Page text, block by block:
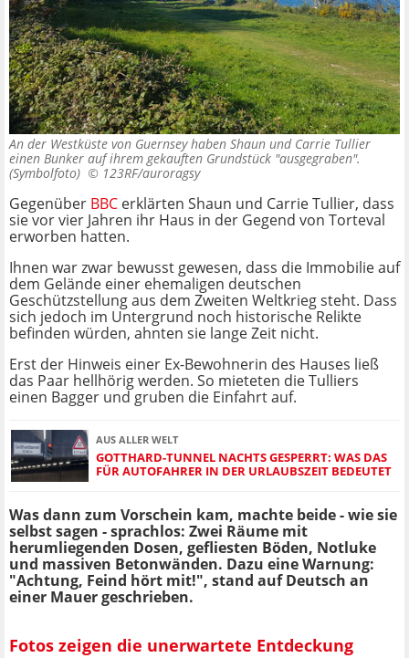
An der Westküste von Guernsey haben Shaun und Carrie Tullier
einen Bunker auf ihrem gekauften Grundstück "ausgegraben".
(Symbolfoto) © 123RF/auroragsy
Gegenüber BBC erklärten Shaun und Carrie Tullier, dass
sie vor vier Jahren ihr Haus in der Gegend von Torteval
erworben hatten.
Ihnen war zwar bewusst gewesen, dass die Immobilie auf
dem Gelände einer ehemaligen deutschen
Geschützstellung aus dem Zweiten Weltkrieg steht. Dass
sich jedoch im Untergrund noch historische Relikte
befinden würden, ahnten sie lange Zeit nicht.
Erst der Hinweis einer Ex-Bewohnerin des Hauses ließ
das Paar hellhörig werden. So mieteten die Tulliers
einen Bagger und gruben die Einfahrt auf.
AUS ALLER WELT
GOTTHARD-TUNNEL NACHTS GESPERRT: WAS DAS
FÜR AUTOFAHRER IN DER URLAUBSZEIT BEDEUTET
Was dann zum Vorschein kam, machte beide - wie sie
selbst sagen - sprachlos: Zwei Räume mit
herumliegenden Dosen, gefliesten Böden, Notluke
und massiven Betonwänden. Dazu eine Warnung:
"Achtung, Feind hört mit!", stand auf Deutsch an
einer Mauer geschrieben.
Fotos zeigen die unerwartete Entdeckung